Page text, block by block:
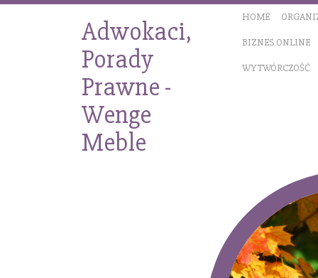
HOME
BIZNES ONLINE
WYTWÓRCZOŚĆ
Adwokaci,
Porady
Prawne -
Wenge
Meble